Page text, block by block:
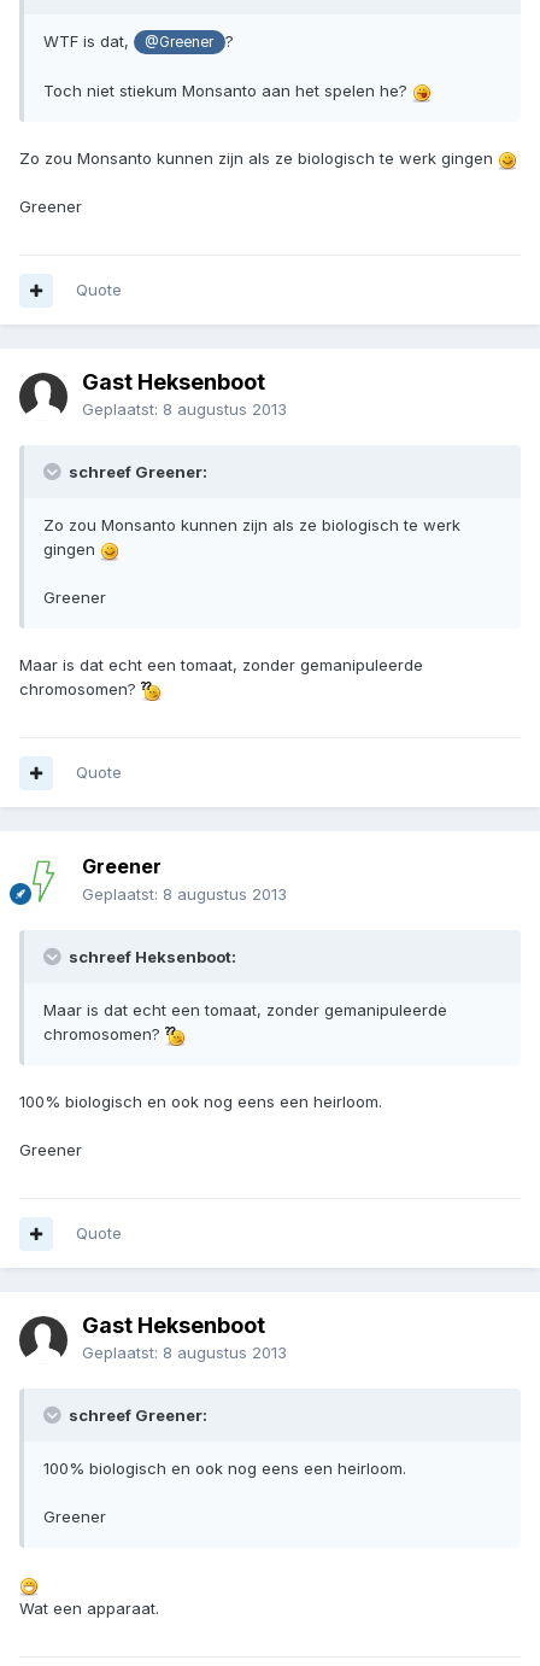
WTF is dat, @Greener ?
Toch niet stiekum Monsanto aan het spelen he?
Zo zou Monsanto kunnen zijn als ze biologisch te werk gingen
Greener
Quote
Gast Heksenboot
Geplaatst: 8 augustus 2013
schreef Greener:
Zo zou Monsanto kunnen zijn als ze biologisch te werk
gingen
Greener
Maar is dat echt een tomaat, zonder gemanipuleerde
chromosomen?
Quote
Greener
Geplaatst: 8 augustus 2013
schreef Heksenboot:
Maar is dat echt een tomaat, zonder gemanipuleerde
chromosomen?
100% biologisch en ook nog eens een heirloom.
Greener
Quote
Gast Heksenboot
Geplaatst: 8 augustus 2013
schreef Greener:
100% biologisch en ook nog eens een heirloom.
Greener
Wat een apparaat.